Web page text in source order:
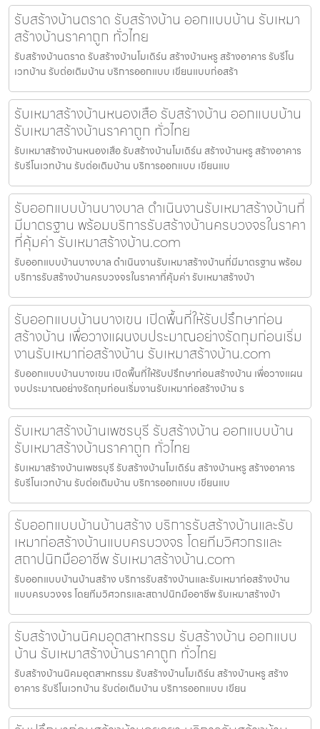
รับสร้างบ้านตราด รับสร้างบ้าน ออกแบบบ้าน รับเหมา
สร้างบ้านราคาถูก ทั่วไทย
รับสร้างบ้านตราด รับสร้างบ้านโมเดิร์น สร้างบ้านหรู สร้างอาคาร รับรีโน
เวทบ้าน รับต่อเติมบ้าน บริการออกแบบ เขียนแบบก่อสร้า
รับเหมาสร้างบ้านหนองเสือ รับสร้างบ้าน ออกแบบบ้าน
รับเหมาสร้างบ้านราคาถูก ทั่วไทย
รับเหมาสร้างบ้านหนองเสือ รับสร้างบ้านโมเดิร์น สร้างบ้านหรู สร้างอาคาร
รับรีโนเวทบ้าน รับต่อเติมบ้าน บริการออกแบบ เขียนแบ
รับออกแบบบ้านบางบาล ดำเนินงานรับเหมาสร้างบ้านที่
มีมาตรฐาน พร้อมบริการรับสร้างบ้านครบวงจรในราคา
ที่คุ้มค่า รับเหมาสร้างบ้าน.com
รับออกแบบบ้านบางบาล ดำเนินงานรับเหมาสร้างบ้านที่มีมาตรฐาน พร้อม
บริการรับสร้างบ้านครบวงจรในราคาที่คุ้มค่า รับเหมาสร้างบ้า
รับออกแบบบ้านบางเขน เปิดพื้นที่ให้รับปรึกษาก่อน
สร้างบ้าน เพื่อวางแผนงบประมาณอย่างรัดกุมก่อนเริ่ม
งานรับเหมาก่อสร้างบ้าน รับเหมาสร้างบ้าน.com
รับออกแบบบ้านบางเขน เปิดพื้นที่ให้รับปรึกษาก่อนสร้างบ้าน เพื่อวางแผน
งบประมาณอย่างรัดกุมก่อนเริ่มงานรับเหมาก่อสร้างบ้าน ร
รับเหมาสร้างบ้านเพชรบุรี รับสร้างบ้าน ออกแบบบ้าน
รับเหมาสร้างบ้านราคาถูก ทั่วไทย
รับเหมาสร้างบ้านเพชรบุรี รับสร้างบ้านโมเดิร์น สร้างบ้านหรู สร้างอาคาร
รับรีโนเวทบ้าน รับต่อเติมบ้าน บริการออกแบบ เขียนแบ
รับออกแบบบ้านบ้านสร้าง บริการรับสร้างบ้านและรับ
เหมาก่อสร้างบ้านแบบครบวงจร โดยทีมวิศวกรและ
สถาปนิกมืออาชีพ รับเหมาสร้างบ้าน.com
รับออกแบบบ้านบ้านสร้าง บริการรับสร้างบ้านและรับเหมาก่อสร้างบ้าน
แบบครบวงจร โดยทีมวิศวกรและสถาปนิกมืออาชีพ รับเหมาสร้างบ้า
รับสร้างบ้านนิคมอุตสาหกรรม รับสร้างบ้าน ออกแบบ
บ้าน รับเหมาสร้างบ้านราคาถูก ทั่วไทย
รับสร้างบ้านนิคมอุตสาหกรรม รับสร้างบ้านโมเดิร์น สร้างบ้านหรู สร้าง
อาคาร รับรีโนเวทบ้าน รับต่อเติมบ้าน บริการออกแบบ เขียน